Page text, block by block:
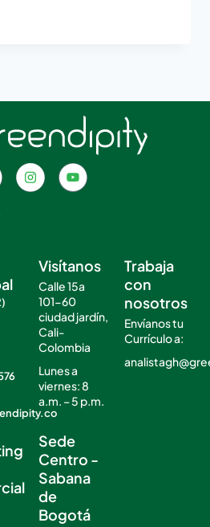
Visítanos
Calle 15a
101-60
ciudad jardín,
Cali-
Colombia
Lunes a
viernes: 8
a.m. – 5 p.m.
.
Sede
Centro -
Sabana
de
Bogotá
Trabaja
con
nosotros
Envíanos tu
Currículo a: